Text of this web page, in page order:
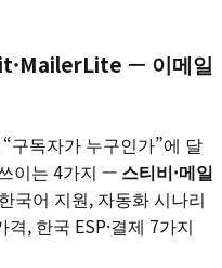
— 이메일
구독자가 누구인가”에 달
이는 4가지 — 스티비·메일
국어 지원, 자동화 시나리
, 한국 ESP·결제 7가지